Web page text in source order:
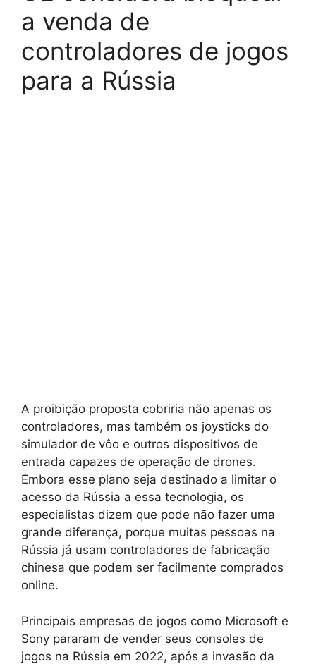
a venda de
controladores de jogos
para a Rússia
A proibição proposta cobriria não apenas os
controladores, mas também os joysticks do
simulador de vôo e outros dispositivos de
entrada capazes de operação de drones.
Embora esse plano seja destinado a limitar o
acesso da Rússia a essa tecnologia, os
especialistas dizem que pode não fazer uma
grande diferença, porque muitas pessoas na
Rússia já usam controladores de fabricação
chinesa que podem ser facilmente comprados
online.
Principais empresas de jogos como Microsoft e
Sony pararam de vender seus consoles de
jogos na Rússia em 2022, após a invasão da